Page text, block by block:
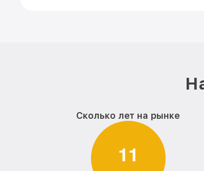
Сколько лет на рынке
11